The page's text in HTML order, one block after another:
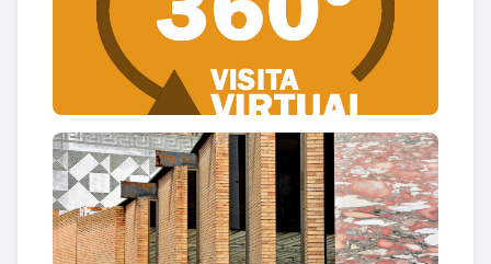
bany de vapor i
caldariumo bany calent).
Les estructures conservades ho són gracies a la
construcció damunt d’una masia que, aprofitant els
murs existents, va evitar un deteriorament més
gran o fins i tot la seva desaparició. La seva troballa
data de 1953.a través de la interpretació d’un
document de 1826. Haarribat fins a nosaltres la
totalitat de la seva planta i es excepcional l’alçada